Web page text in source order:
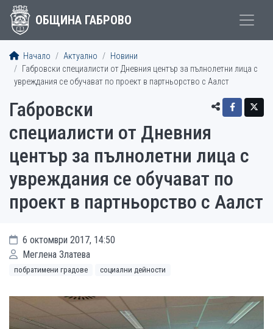
ОБЩИНА ГАБРОВО
Начало Актуално
Новини
Габровски специалисти от Дневния център за пълнолетни лица с
увреждания се обучават по проект в партньорство с Аалст
Габровски
специалисти от Дневния
център за пълнолетни лица с
увреждания се обучават по
проект в партньорство с Аалст
6 октомври 2017, 14:50
Меглена Златева
побратимени градове социални дейности